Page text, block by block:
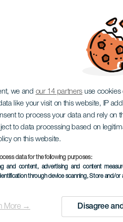
we and our 14 partners use cookies
like your visit on this website, IP
to process your data and rely on
to data processing based on
on this website.
data for the following purposes:
and content, advertising and content
through device scanning, Store and/or
More → Disagree
на